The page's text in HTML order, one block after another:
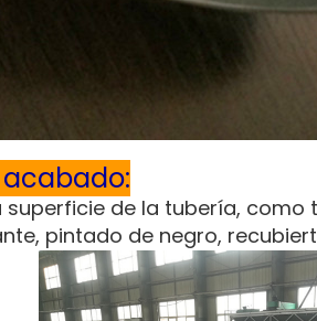
superficie de la tubería,
pintado de negro,